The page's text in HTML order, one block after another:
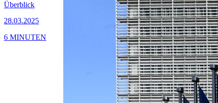
Überblick
28.03.2025
6 MINUTEN